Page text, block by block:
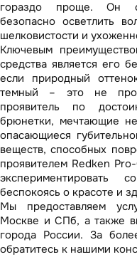
гораздо проще. Он
безопасно осветлить
шелковистости и
Ключевым
средства является его
если природный
темный – это не
проявитель по
брюнетки, мечтающие
опасающиеся
веществ, способных
проявителем Redken
беспокоясь о красоте и
Мы предоставляем
Москве и СПб, а также
города России. За
обратитесь к нашими